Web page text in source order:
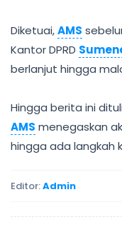
Diketuai,AMS
Kantor DPRD
berlanjut hingga
Hingga berita ini
AMS menegaskan
hingga ada langkah
Editor:Admin